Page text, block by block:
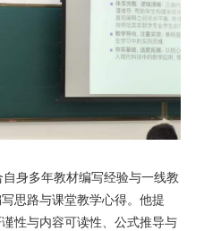
身多年教材编写经验与一线教
思路与课堂教学心得。他提
性与内容可读性、公式推导与